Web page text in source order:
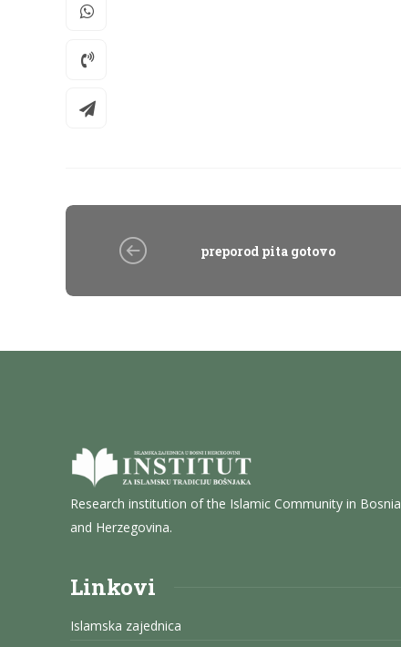
preporod pita gotovo
Research institution of the Islamic Community in Bosnia
and Herzegovina.
Linkovi
Islamska zajednica